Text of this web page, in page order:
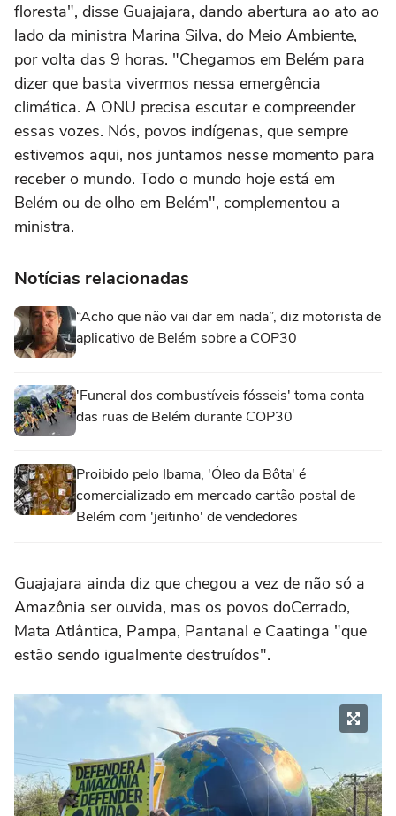
floresta", disse Guajajara, dando abertura ao ato ao
lado da ministra Marina Silva, do Meio Ambiente,
por volta das 9 horas. "Chegamos em Belém para
dizer que basta vivermos nessa emergência
climática. A ONU precisa escutar e compreender
essas vozes. Nós, povos indígenas, que sempre
estivemos aqui, nos juntamos nesse momento para
receber o mundo. Todo o mundo hoje está em
Belém ou de olho em Belém", complementou a
ministra.
Notícias relacionadas
“Acho que não vai dar em nada”, diz motorista de
aplicativo de Belém sobre a COP30
'Funeral dos combustíveis fósseis' toma conta
das ruas de Belém durante COP30
Proibido pelo Ibama, 'Óleo da Bôta' é
comercializado em mercado cartão postal de
Belém com 'jeitinho' de vendedores
Guajajara ainda diz que chegou a vez de não só a
Amazônia ser ouvida, mas os povos doCerrado,
Mata Atlântica, Pampa, Pantanal e Caatinga "que
estão sendo igualmente destruídos".